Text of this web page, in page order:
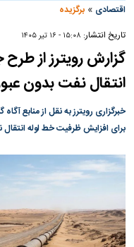
اقتصادی »برگزیده
تاریخ انتشار: ۱۵:۰۸ - ۱۶ تير ۱۴۰۵
گزارش رویترز از
انتقال نفت بدون
خبرگزاری رویترز به نقل از منابع
برای افزایش ظرفیت خط لوله